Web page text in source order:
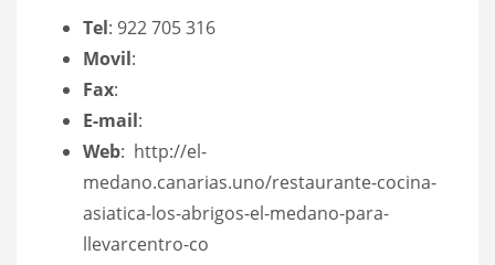
Tel: 922 705 316
Movil:
Fax:
E-mail:
Web: http://el-
medano.canarias.uno/restaurante-cocina-
asiatica-los-abrigos-el-medano-para-
llevarcentro-co